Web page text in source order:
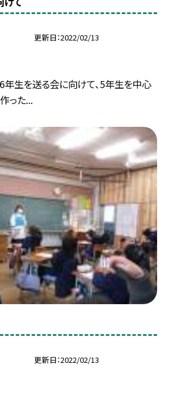
更新日 2022/02/13
生を送る会に向けて、5年生を中心
った...
更新日 2022/02/13